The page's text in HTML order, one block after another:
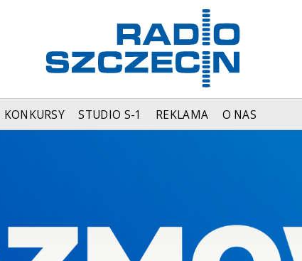
KONKURSY STUDIO S-1 REKLAMA O NAS